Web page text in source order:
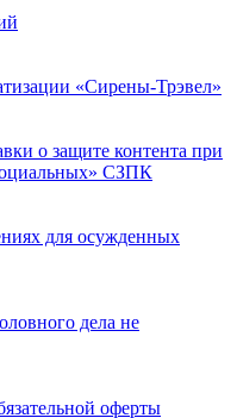
«Сирены-Трэвел»
о защите контента при
СЗПК
для осужденных
дела не
оферты